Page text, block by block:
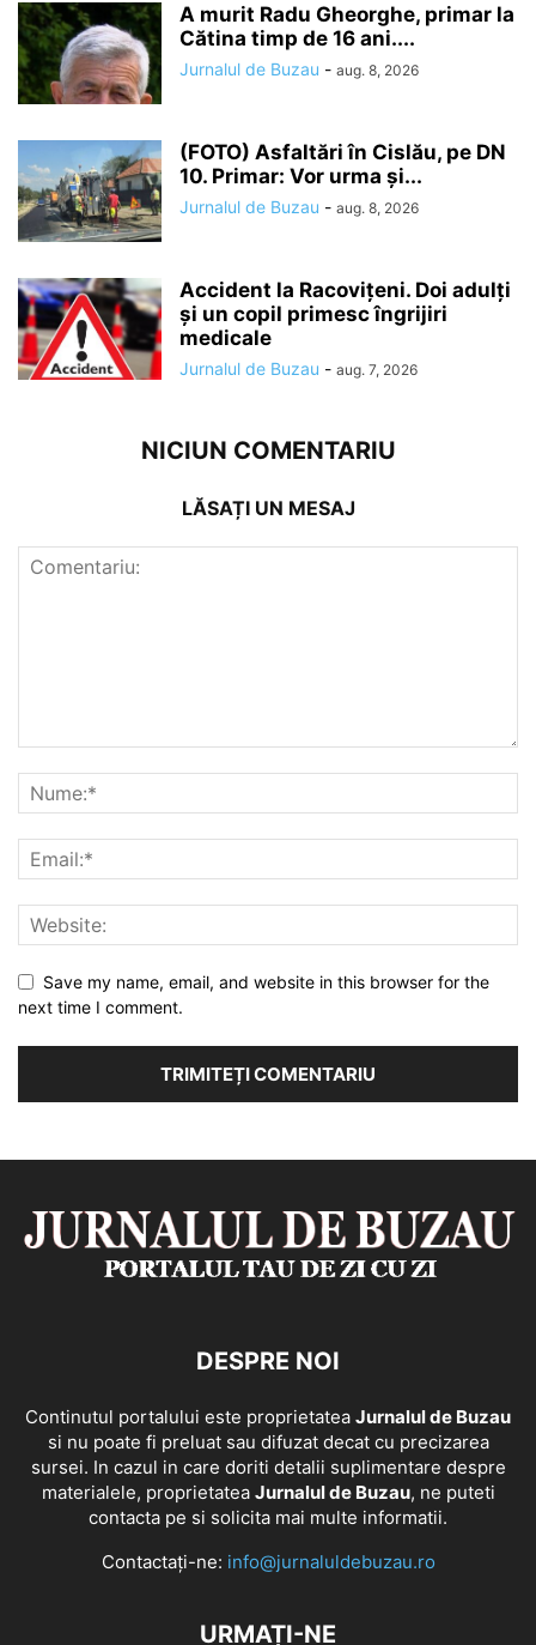
A murit Radu Gheorghe, primar la
Cătina timp de 16 ani....
Jurnalul de Buzau - aug. 8, 2026
(FOTO) Asfaltări în Cislău, pe DN
10. Primar: Vor urma și...
Jurnalul de Buzau - aug. 8, 2026
Accident la Racovițeni. Doi adulți
și un copil primesc îngrijiri
medicale
Jurnalul de Buzau - aug. 7, 2026
NICIUN COMENTARIU
LĂSAȚI UN MESAJ
Save my name, email, and website in this browser for the
next time I comment.
DESPRE NOI
Continutul portalului este proprietatea Jurnalul de Buzau
si nu poate fi preluat sau difuzat decat cu precizarea
sursei. In cazul in care doriti detalii suplimentare despre
materialele, proprietatea Jurnalul de Buzau, ne puteti
contacta pe si solicita mai multe informatii.
Contactați-ne: info@jurnaluldebuzau.ro
URMAȚI-NE